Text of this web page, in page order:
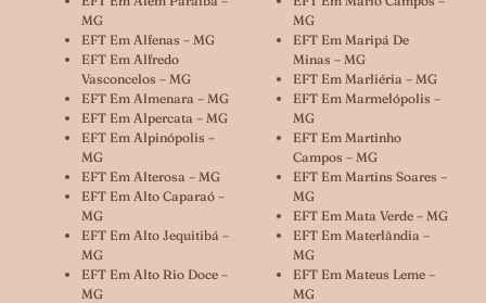
MG
EFT Em Alfenas – MG
EFT Em Alfredo
Vasconcelos – MG
EFT Em Almenara – MG
EFT Em Alpercata – MG
EFT Em Alpinópolis –
MG
EFT Em Alterosa – MG
EFT Em Alto Caparaó –
MG
EFT Em Alto Jequitibá –
MG
EFT Em Alto Rio Doce –
MG
MG
EFT Em Maripá De
Minas – MG
EFT Em Marliéria – MG
EFT Em Marmelópolis –
MG
EFT Em Martinho
Campos – MG
EFT Em Martins Soares –
MG
EFT Em Mata Verde – MG
EFT Em Materlândia –
MG
EFT Em Mateus Leme –
MG